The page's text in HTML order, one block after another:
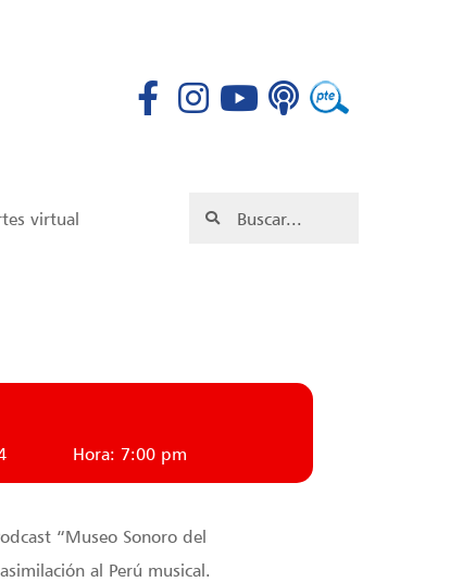
virtual
Hora: 7:00 pm
“Museo Sonoro del
al Perú musical.